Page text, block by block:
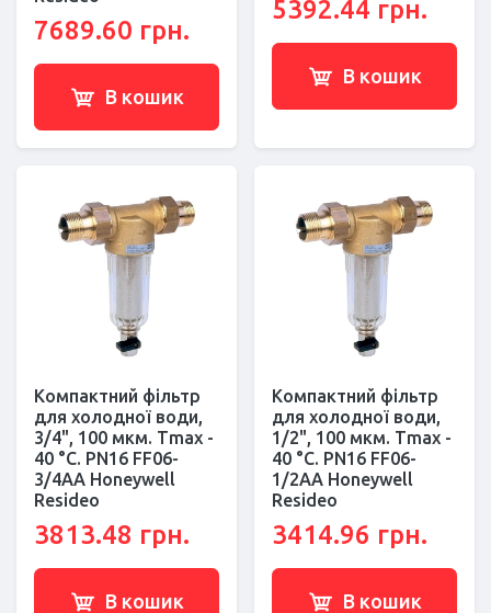
7689.60 грн.
В кошик
5392.44 грн.
В кошик
Компактний фільтр
для холодної води,
3/4", 100 мкм. Тmax -
40 °C. РN16 FF06-
3/4AA Honeywell
Resideo
3813.48 грн.
В кошик
Компактний фільтр
для холодної води,
1/2", 100 мкм. Тmax -
40 °C. РN16 FF06-
1/2AA Honeywell
Resideo
3414.96 грн.
В кошик